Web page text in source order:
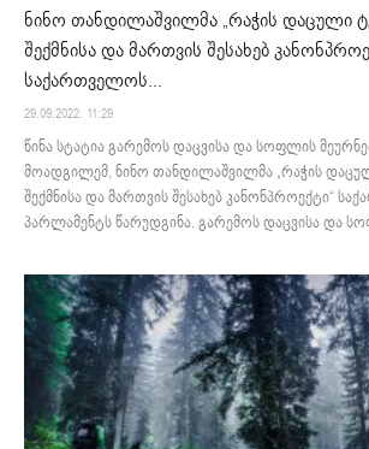
ნინო თანდილაშვილმა „რაჭის დაცული
შექმნისა და მართვის შესახებ
საქართველოს...
29.09.2022. 11:29
წინა სტატია გარემოს დაცვისა და სოფლის
მოადგილემ, ნინო თანდილაშვილმა „რაჭის
შექმნისა და მართვის შესახებ კანონპროექტი“
პარლამენტს წარუდგინა. გარემოს დაცვისა და